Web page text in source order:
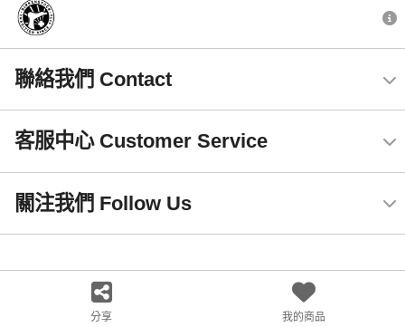
聯絡我們 Contact
客服中心 Customer Service
關注我們 Follow Us
分享 我的商品